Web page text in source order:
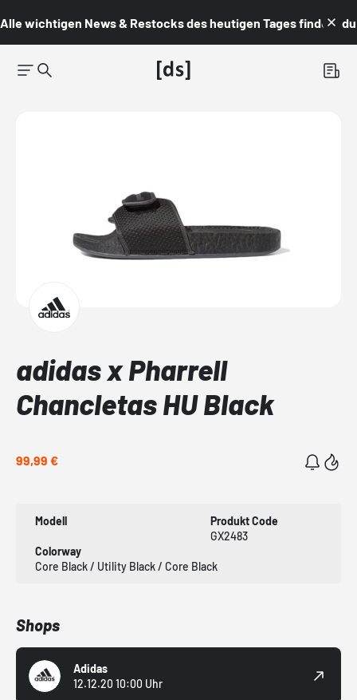
Alle wichtigen News & Restocks des heutigen Tages findest du
adidas x Pharrell
Chancletas HU Black
99,99 €
Modell
Produkt Code
GX2483
Colorway
Core Black / Utility Black / Core Black
Shops
Adidas
12.12.20 10:00 Uhr